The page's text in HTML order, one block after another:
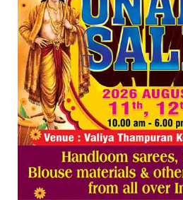
സെന്റ്
കോമേഴ്‌സ്
തുടക്കമായി
Get In Touch
Twitter
LinkedIn
YouTube